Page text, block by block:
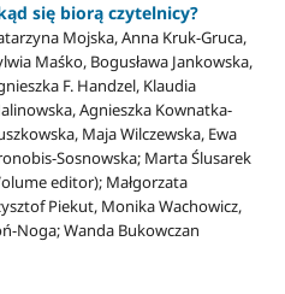
się biorą czytelnicy?
Mojska, Anna Kruk-Gruca,
Maśko, Bogusława Jankowska,
F. Handzel, Klaudia
Agnieszka Kownatka-
Maja Wilczewska, Ewa
Sosnowska; Marta Ślusarek
editor); Małgorzata
Piekut, Monika Wachowicz,
Noga; Wanda Bukowczan